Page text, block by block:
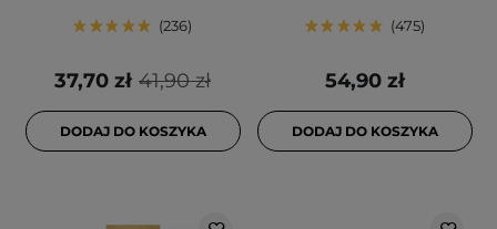
236
41,90 zł
37,70 zł
DODAJ DO KOSZYKA
475
54,90 zł
DODAJ DO KOSZYKA